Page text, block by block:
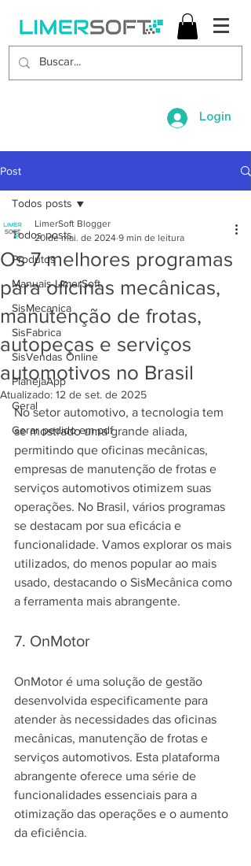
Login
Post
Todos posts
Produtos
Manuais LimerSoft
SisMecanica
SisFabrica
SisVendas Online
PlanejaApp
Geral
Gerar pedido em pdf
Todos posts
Os 7 melhores programas
para oficinas mecânicas,
manutenção de frotas,
autopeças e serviços
automotivos no Brasil
LimerSoft Blogger
20 de mai. de 2024 9 min de leitura
Atualizado: 12 de set. de 2025
No setor automotivo, a tecnologia tem
se mostrado uma grande aliada,
permitindo que oficinas mecânicas,
empresas de manutenção de frotas e
serviços automotivos otimizem suas
operações. No Brasil, vários programas
se destacam por sua eficácia e
funcionalidade. Vamos explorar os mais
utilizados, do menos popular ao mais
usado, destacando o SisMecânica como
a ferramenta mais abrangente.
7. OnMotor
OnMotor é uma solução de gestão
desenvolvida especificamente para
atender às necessidades das oficinas
mecânicas, manutenção de frotas e
serviços automotivos. Esta plataforma
abrangente oferece uma série de
funcionalidades essenciais para a
otimização das operações e o aumento
da eficiência.